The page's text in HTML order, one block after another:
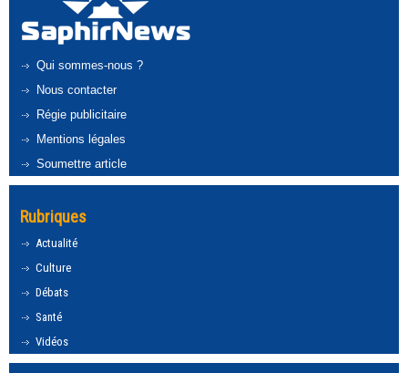
Qui sommes-nous ?
Nous contacter
Régie publicitaire
Mentions légales
Soumettre article
Rubriques
Actualité
Culture
Débats
Santé
Vidéos